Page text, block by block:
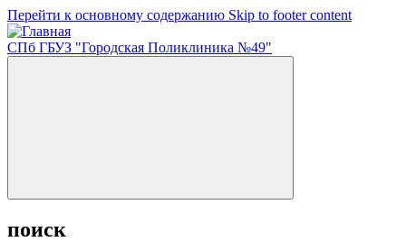
Перейти к основному содержанию Skip to footer content
СПб ГБУЗ "Городская Поликлиника №49"
поиск